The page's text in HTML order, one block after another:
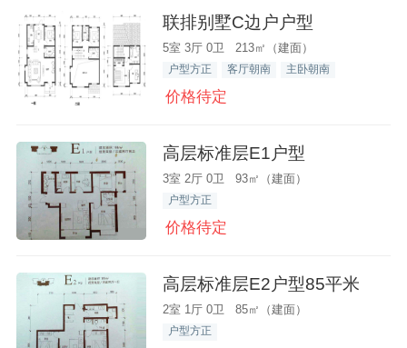
联排别墅C边户户型
5室 3厅 0卫 213㎡（建面）
户型方正 客厅朝南 主卧朝南
价格待定
高层标准层E1户型
3室 2厅 0卫 93㎡（建面）
户型方正
价格待定
高层标准层E2户型85平米
2室 1厅 0卫 85㎡（建面）
户型方正